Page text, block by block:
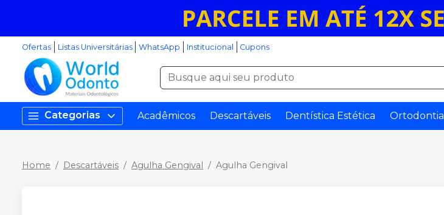
Ofertas Listas Universitárias WhatsApp Institucional Cupons
Categorias Acadêmicos Descartáveis Dentística Estética Ortodontia
Home Descartáveis Agulha Gengival Agulha Gengival